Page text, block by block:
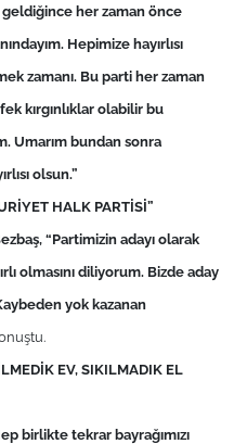
geldiğince her zaman önce
Hepimize hayırlısı
zamanı. Bu parti her zaman
kırgınlıklar olabilir bu
Umarım bundan sonra
olsun.”
HALK PARTİSİ”
, “Partimizin adayı olarak
olmasını diliyorum. Bizde aday
yok kazanan
EV, SIKILMADIK EL
birlikte tekrar bayrağımızı